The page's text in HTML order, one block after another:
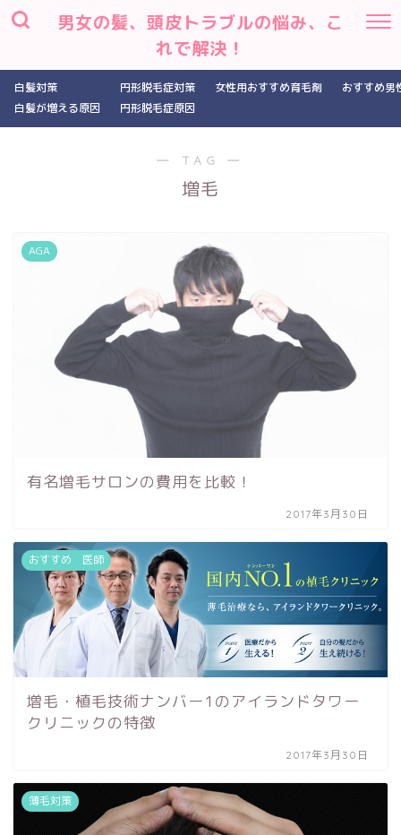
男女の髪、頭皮トラブルの悩み、こ
れで解決！
白髪対策
白髪が増える原因
円形脱毛症対策
円形脱毛症原因
女性用おすすめ育毛剤 おすすめ男
― TAG ―
増毛
AGA
有名増毛サロンの費用を比較！
2017年3月30日
おすすめ 医師
増毛・植毛技術ナンバー1のアイランドタワー
クリニックの特徴
2017年3月30日
薄毛対策